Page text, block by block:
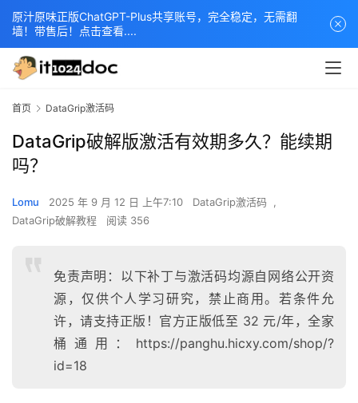
首页 DataGrip激活码
DataGrip破解版激活有效期多久？能续期
吗？
Lomu 2025 年 9 月 12 日 上午7:10 DataGrip激活码
,
DataGrip破解教程
阅读 356
免责声明：以下补丁与激活码均源自网络公开资
源，仅供个人学习研究，禁止商用。若条件允
许，请支持正版！官方正版低至 32 元/年，全家
桶通用：https://panghu.hicxy.com/shop/?
id=18
原汁原味正版ChatGPT-Plus共享账号，完全稳定，无需翻
墙！带售后！点击查看....